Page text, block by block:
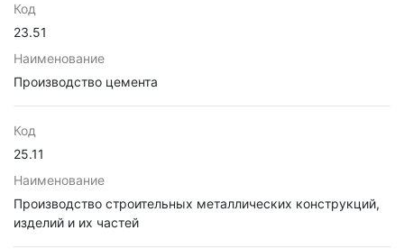
Код
23.51
Наименование
Производство цемента
Код
25.11
Наименование
Производство строительных металлических конструкций,
изделий и их частей